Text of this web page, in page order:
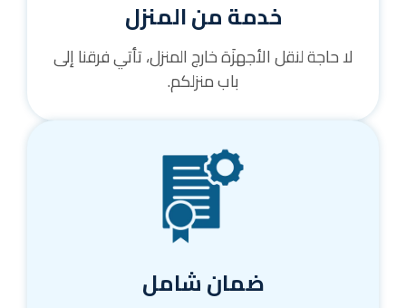
خدمة من المنزل
لا حاجة لنقل الأجهزَة خارج المنزل، تأتي فرقنا إلى
باب منزلكم.
ضمان شامل